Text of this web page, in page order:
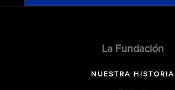
La Fundación
NUESTRA HISTORIA